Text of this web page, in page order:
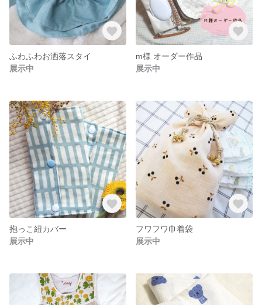
ふわふわお洒落スタイ
展示中
m様 オーダー作品
展示中
抱っこ紐カバー
展示中
フワフワ巾着袋
展示中